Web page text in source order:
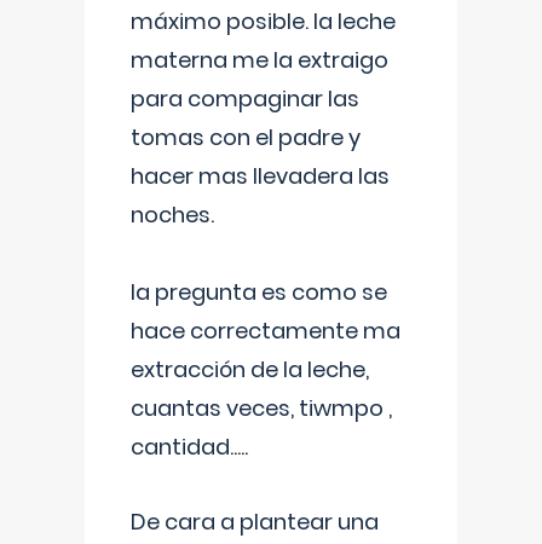
máximo posible. la leche
materna me la extraigo
para compaginar las
tomas con el padre y
hacer mas llevadera las
noches.
la pregunta es como se
hace correctamente ma
extracción de la leche,
cuantas veces, tiwmpo ,
cantidad.....
De cara a plantear una